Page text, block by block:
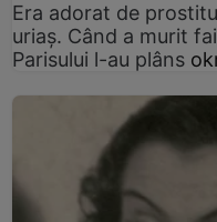
Era adorat de
uriaș. Când a murit
Parisului l-au plâns